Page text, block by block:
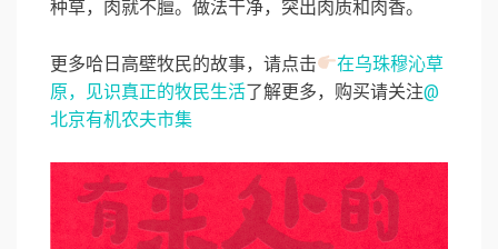
种草，肉就不膻。做法干净，突出肉质和肉香。
更多哈日高壁牧民的故事，请点击
在乌珠穆沁草
原，见识真正的牧民生活了解更多，购买请关注@
北京有机农夫市集